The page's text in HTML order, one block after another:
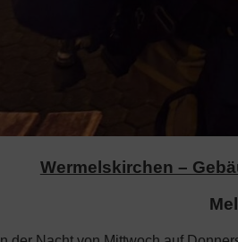
Wermelskirchen –